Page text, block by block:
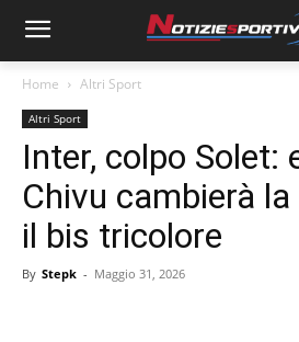
Home Altri Sport
Altri Sport
Inter, colpo Solet:
Chivu cambierà
il bis tricolore
By Stepk - Maggio 31, 2026